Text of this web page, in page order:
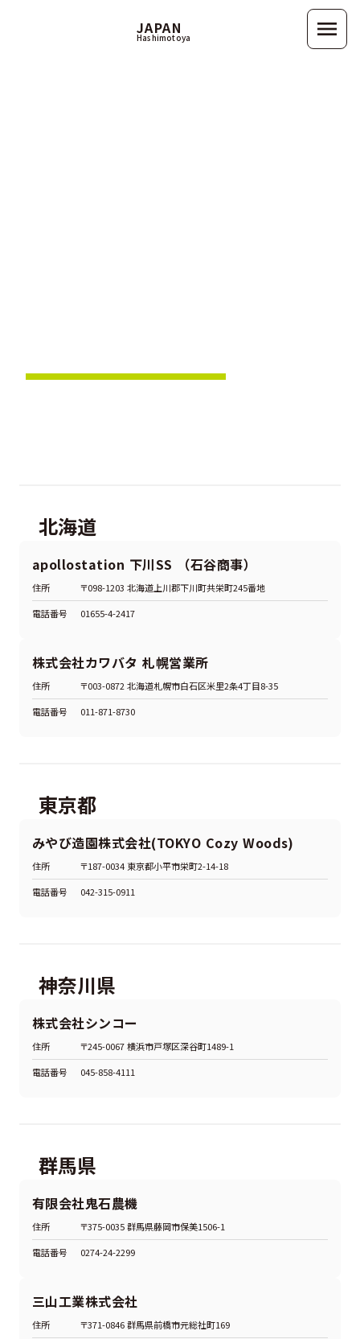
JAPAN
Hashimotoya menu
北海道
apollostation 下川SS （石谷商事）
住所
〒098-1203 北海道上川郡下川町共栄町245番地
電話番号
01655-4-2417
株式会社カワバタ 札幌営業所
住所
〒003-0872 北海道札幌市白石区米里2条4丁目8-35
電話番号
011-871-8730
東京都
みやび造園株式会社(TOKYO Cozy Woods)
住所
〒187-0034 東京都小平市栄町2-14-18
電話番号
042-315-0911
神奈川県
株式会社シンコー
住所
〒245-0067 横浜市戸塚区深谷町1489-1
電話番号
045-858-4111
群馬県
有限会社鬼石農機
住所
〒375-0035 群馬県藤岡市保美1506-1
電話番号
0274-24-2299
三山工業株式会社
住所
〒371-0846 群馬県前橋市元総社町169